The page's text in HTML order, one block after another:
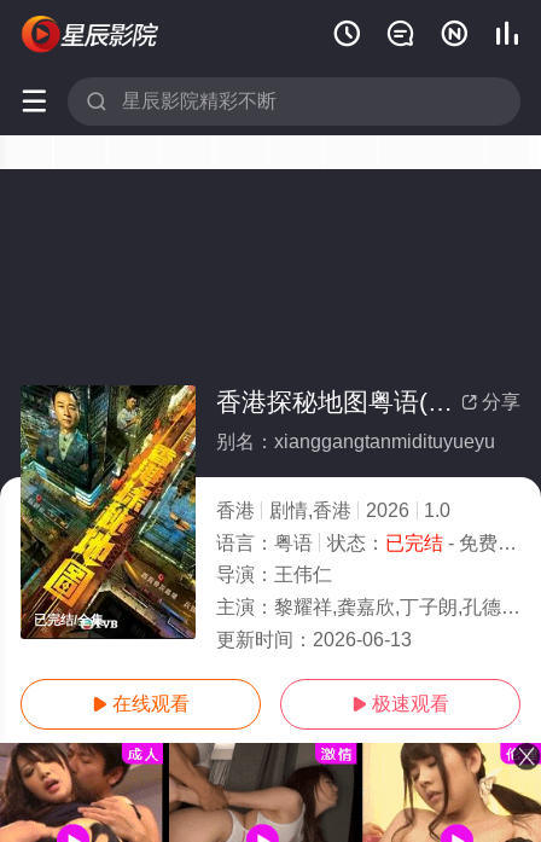
   
 
已完结/全集
 分享
香港探秘地图粤语(全集)
别名：xianggangtanmidituyueyu
香港 剧情,香港 2026
1.0
语言： 粤语 状态： 已完结- 免费在线观看
导演： 王伟仁
主演： 黎耀祥,龚嘉欣,丁子朗,孔德贤,倪嘉雯,袁文杰,庄思明,蔡国威,杨玉梅,邓伊婷,袁镇业,莫家淦,黄子桐,关曜儁,阮政峰,陈
更新时间： 2026-06-13
 在线观看  极速观看